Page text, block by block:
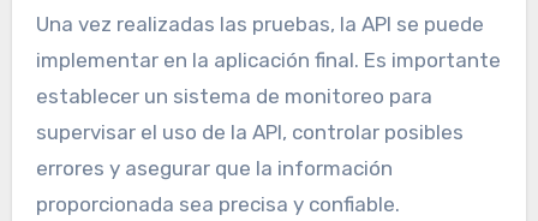
Una vez realizadas las pruebas, la API se puede
implementar en la aplicación final. Es importante
establecer un sistema de monitoreo para
supervisar el uso de la API, controlar posibles
errores y asegurar que la información
proporcionada sea precisa y confiable.